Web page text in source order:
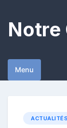
content
Notre
Menu
ACTUALITÉS